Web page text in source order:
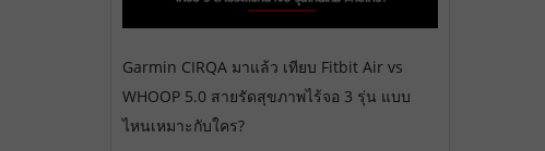
Garmin CIRQA มาแล้ว เทียบ Fitbit Air vs
WHOOP 5.0 สายรัดสุขภาพไร้จอ 3 รุ่น แบบ
ไหนเหมาะกับใคร?